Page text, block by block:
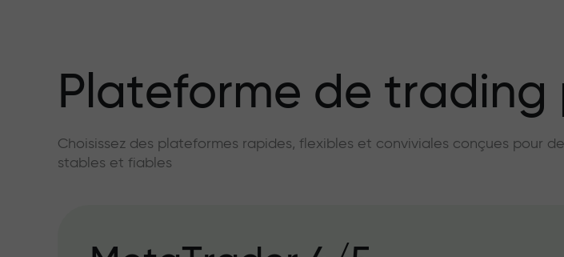
Plateforme de trading
Choisissez des plateformes rapides, flexibles et conviviales conçues pour
stables et fiables